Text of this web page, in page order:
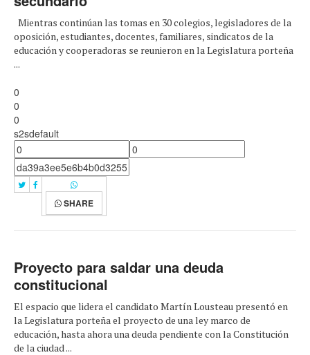
Mientras continúan las tomas en 30 colegios, legisladores de la
oposición, estudiantes, docentes, familiares, sindicatos de la
educación y cooperadoras se reunieron en la Legislatura porteña
...
0
0
0
s2sdefault
SHARE
Proyecto para saldar una deuda
constitucional
El espacio que lidera el candidato Martín Lousteau presentó en
la Legislatura porteña el proyecto de una ley marco de
educación, hasta ahora una deuda pendiente con la Constitución
de la ciudad ...